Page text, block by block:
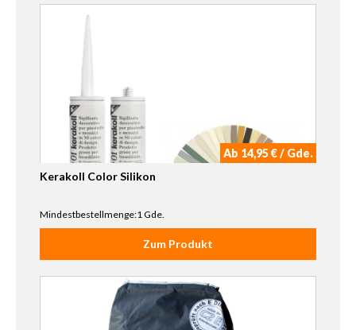
Ab 14,95 € / Gde.
Kerakoll Color Silikon
Mindestbestellmenge:1 Gde.
Zum Produkt